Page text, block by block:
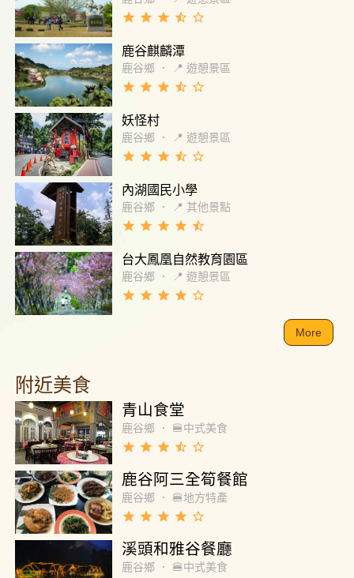
grade grade grade star_half star_border
鹿谷麒麟潭
鹿谷鄉 ． 📍 遊憩景區
grade grade grade star_half star_border
妖怪村
鹿谷鄉 ． 📍 遊憩景區
grade grade grade star_half star_border
內湖國民小學
鹿谷鄉 ． 📍 其他景點
grade grade grade grade star_half
台大鳳凰自然教育園區
鹿谷鄉 ． 📍 遊憩景區
grade grade grade grade star_border
More
附近美食
青山食堂
鹿谷鄉 ． 🍔中式美食
grade grade grade star_half star_border
鹿谷阿三全筍餐館
鹿谷鄉 ． 🍔地方特產
grade grade grade grade star_border
溪頭和雅谷餐廳
鹿谷鄉 ． 🍔中式美食